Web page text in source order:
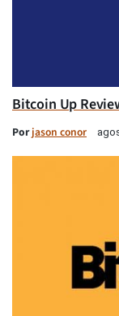
Bitcoin Up
Porjason conor